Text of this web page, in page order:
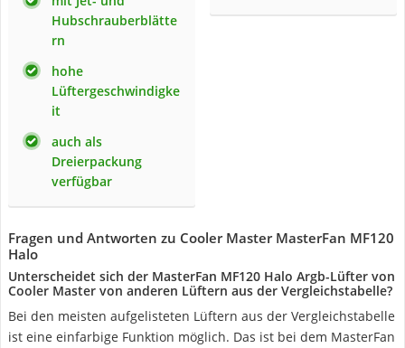
Hubschrauberblätte
rn
hohe
Lüftergeschwindigke
it
auch als
Dreierpackung
verfügbar
Fragen und Antworten zu Cooler Master MasterFan MF120
Halo
Unterscheidet sich der MasterFan MF120 Halo Argb-Lüfter von
Cooler Master von anderen Lüftern aus der Vergleichstabelle?
Bei den meisten aufgelisteten Lüftern aus der Vergleichstabelle
ist eine einfarbige Funktion möglich. Das ist bei dem MasterFan